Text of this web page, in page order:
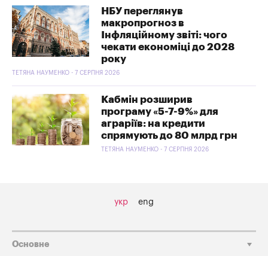
НБУ переглянув
макропрогноз в
Інфляційному звіті: чого
чекати економіці до 2028
року
ТЕТЯНА НАУМЕНКО - 7 СЕРПНЯ 2026
Кабмін розширив
програму «5-7-9%» для
аграріїв: на кредити
спрямують до 80 млрд грн
ТЕТЯНА НАУМЕНКО - 7 СЕРПНЯ 2026
укр eng
Основне